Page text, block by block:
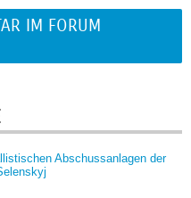
IM FORUM
Abschussanlagen der